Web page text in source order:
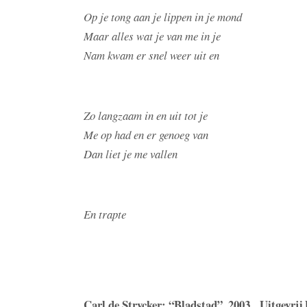
Op je tong aan je lippen in je mond
Maar alles wat je van me in je
Nam kwam er snel weer uit en
Zo langzaam in en uit tot je
Me op had en er genoeg van
Dan liet je me vallen
En trapte